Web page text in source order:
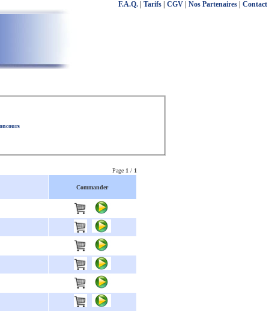
F.A.Q. Tarifs CGV Nos Partenaires Contact
Page 1 / 1
Commander